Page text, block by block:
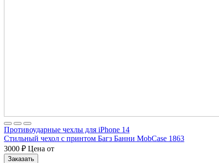
Противоударные чехлы для iPhone 14
Стильный чехол с принтом Багз Банни MobCase 1863
3000 ₽ Цена от
Заказать